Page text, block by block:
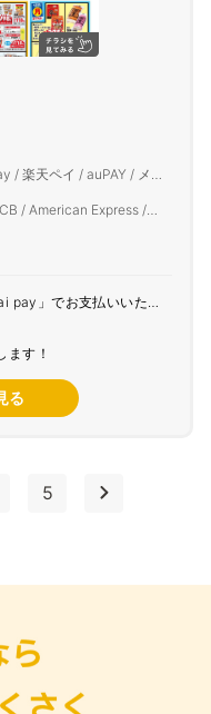
/ 楽天ペイ / auPAY / メル
/ American Express /
pay」でお支払いいただ
ます！
る
5